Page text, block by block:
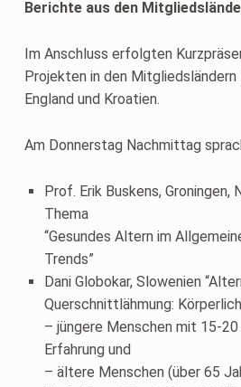
Berichte aus den
Im Anschluss erfolgten
Projekten in den Mitgliedsländern
England und Kroatien.
Am Donnerstag Nachmittag
Prof. Erik Buskens, Groningen,
Thema
“Gesundes Altern im
Trends”
Dani Globokar, Slowenien
Querschnittlähmung:
– jüngere Menschen mit 15-
Erfahrung und
– ältere Menschen (über 65